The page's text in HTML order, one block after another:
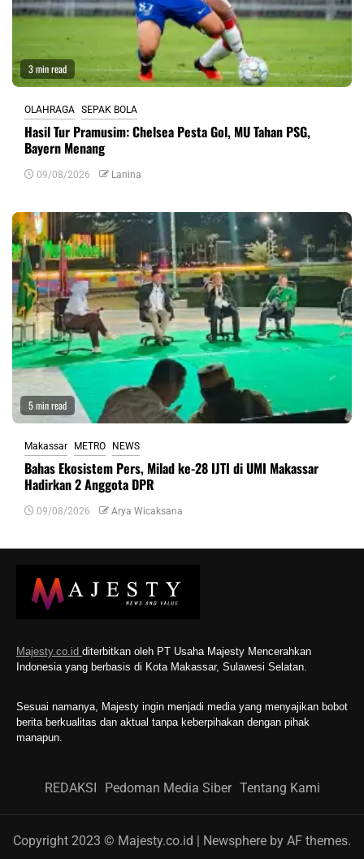
3 min read
OLAHRAGA SEPAK BOLA
Hasil Tur Pramusim: Chelsea Pesta Gol, MU Tahan PSG,
Bayern Menang
09/08/2026 Lanina
5 min read
Makassar METRO NEWS
Bahas Ekosistem Pers, Milad ke-28 IJTI di UMI Makassar
Hadirkan 2 Anggota DPR
09/08/2026 Arya Wicaksana
Majesty.co.id diterbitkan oleh PT Usaha Majesty Mencerahkan
Indonesia yang berbasis di Kota Makassar, Sulawesi Selatan.
Sesuai namanya, Majesty ingin menjadi media yang menyajikan bobot
berita berkualitas dan aktual tanpa keberpihakan dengan pihak
manapun.
REDAKSI Pedoman Media Siber Tentang Kami
Copyright 2023 © Majesty.co.id | Newsphere by AF themes.